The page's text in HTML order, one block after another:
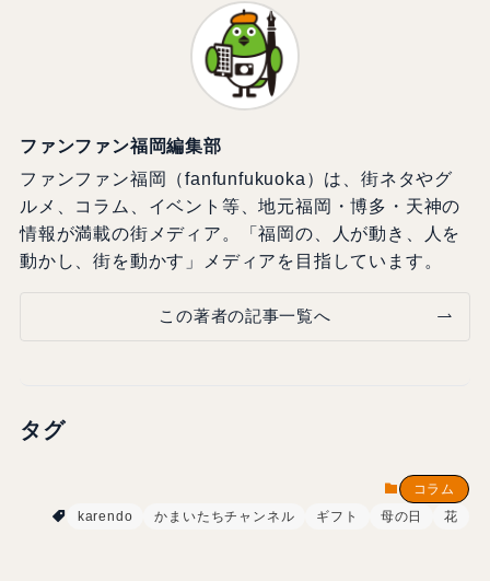
ファンファン福岡編集部
ファンファン福岡（fanfunfukuoka）は、街ネタやグ
ルメ、コラム、イベント等、地元福岡・博多・天神の
情報が満載の街メディア。「福岡の、人が動き、人を
動かし、街を動かす」メディアを目指しています。
この著者の記事一覧へ
タグ
コラム
karendo
かまいたちチャンネル ギフト 母の日 花